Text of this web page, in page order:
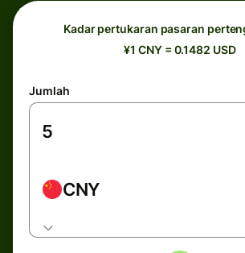
Kadar pertukaran pasaran
¥1 CNY = 0.1482 USD
Jumlah
CNY